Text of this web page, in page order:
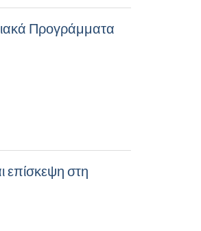
Προγράμματα
επίσκεψη στη